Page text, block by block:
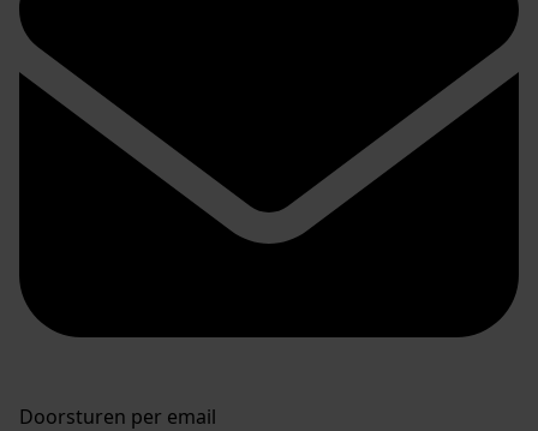
Doorsturen per email